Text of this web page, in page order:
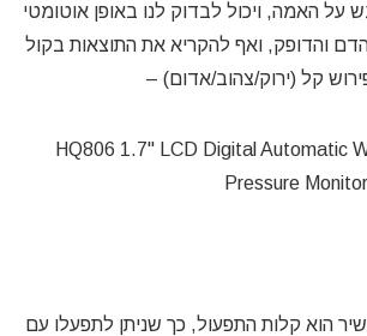
האמה, ויכול לבדוק לנו באופן אוטומטי
והדופק, ואף להקריא את התוצאות בקול
קל (ירוק/צהוב/אדום) –
הוא קלות התפעול, כך שניתן לתפעלו עם